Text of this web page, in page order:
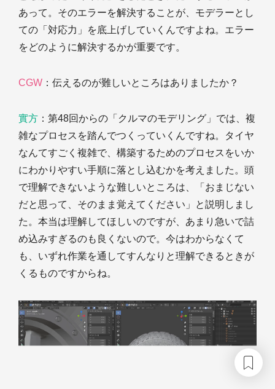
あって。そのエラーを解決することが、モデラーとし
ての「対応力」を底上げしていくんですよね。エラー
をどのように解決するかが重要です。
CGW ：伝えるのが難しいところはありましたか？
實方 ：第48回からの「クルマのモデリング」では、複
雑なプロセスを踏んでつくっていくんですね。タイヤ
なんてすごく複雑で、構築するためのプロセスをいか
にわかりやすい手順に落とし込むかを考えました。頭
で理解できないような難しいところは、「おまじない
だと思って、そのまま覚えてください」と説明しまし
た。本当は理解してほしいのですが、あまり急いで詰
め込みすぎるのも良くないので。今はわからなくて
も、いずれ作業を通してすんなりと理解できるときが
くるものですからね。